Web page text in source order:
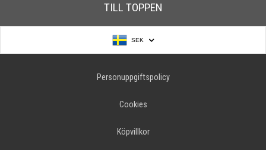
TILL TOPPEN
SEK
Personuppgiftspolicy
Cookies
Köpvillkor